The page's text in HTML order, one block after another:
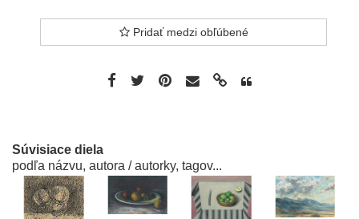
Pridať medzi obľúbené
Súvisiace diela
podľa názvu, autora / autorky, tagov...